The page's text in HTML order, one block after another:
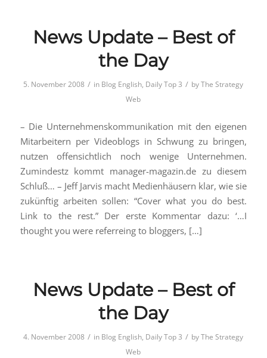
News Update – Best of
the Day
5. November 2008 / in Blog English, Daily Top 3 / byThe Strategy
Web
– Die Unternehmenskommunikation mit den eigenen
Mitarbeitern per Videoblogs in Schwung zu bringen,
nutzen offensichtlich noch wenige Unternehmen.
Zumindestz kommt manager-magazin.de zu diesem
Schluß… – Jeff Jarvis macht Medienhäusern klar, wie sie
zukünftig arbeiten sollen: “Cover what you do best.
Link to the rest.” Der erste Kommentar dazu: ‘…I
thought you were referreing to bloggers, […]
News Update – Best of
the Day
4. November 2008 / in Blog English, Daily Top 3 / byThe Strategy
Web